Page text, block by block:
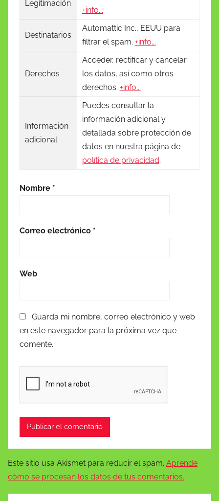
Legitimación
+info...
Destinatarios
Automattic Inc., EEUU para
filtrar el spam. +info...
Derechos
Acceder, rectificar y cancelar
los datos, así como otros
derechos. +info...
Información
adicional
Puedes consultar la
información adicional y
detallada sobre protección de
datos en nuestra página de
política de privacidad.
Nombre *
Correo electrónico *
Web
Guarda mi nombre, correo electrónico y web
en este navegador para la próxima vez que
comente.
Este sitio usa Akismet para reducir el spam. Aprende
cómo se procesan los datos de tus comentarios.